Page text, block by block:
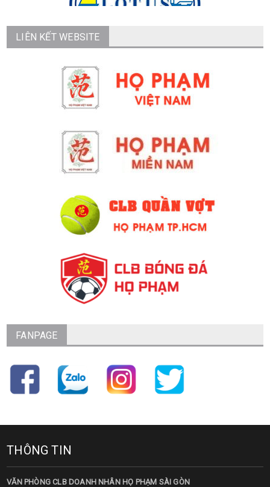
LIÊN KẾT WEBSITE
FANPAGE
THÔNG TIN
VĂN PHÒNG CLB DOANH NHÂN HỌ PHẠM SÀI GÒN